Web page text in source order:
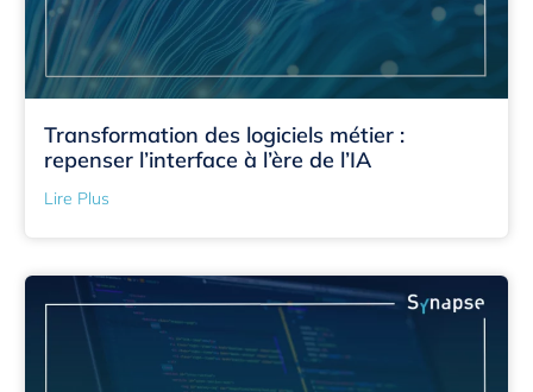
Transformation des logiciels métier :
repenser l’interface à l’ère de l’IA
Lire Plus